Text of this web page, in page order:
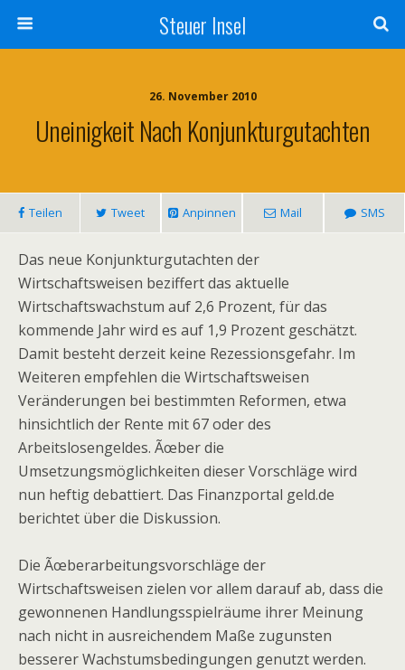
Steuer Insel
26. November 2010
Uneinigkeit Nach Konjunkturgutachten
Teilen Tweet Anpinnen Mail SMS
Das neue Konjunkturgutachten der
Wirtschaftsweisen beziffert das aktuelle
Wirtschaftswachstum auf 2,6 Prozent, für das
kommende Jahr wird es auf 1,9 Prozent geschätzt.
Damit besteht derzeit keine Rezessionsgefahr. Im
Weiteren empfehlen die Wirtschaftsweisen
Veränderungen bei bestimmten Reformen, etwa
hinsichtlich der Rente mit 67 oder des
Arbeitslosengeldes. Ãœber die
Umsetzungsmöglichkeiten dieser Vorschläge wird
nun heftig debattiert. Das Finanzportal geld.de
berichtet über die Diskussion.
Die Ãœberarbeitungsvorschläge der
Wirtschaftsweisen zielen vor allem darauf ab, dass die
gewonnenen Handlungsspielräume ihrer Meinung
nach nicht in ausreichendem Maße zugunsten
besserer Wachstumsbedingungen genutzt werden.